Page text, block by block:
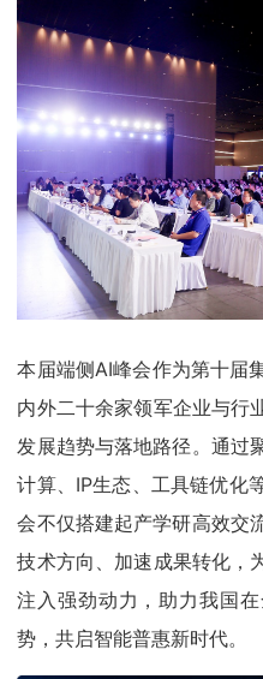
本届端侧AI峰会作为第十届
内外二十余家领军企业与行
发展趋势与落地路径。通过
计算、IP生态、工具链优化
会不仅搭建起产学研高效交
技术方向、加速成果转化，
注入强劲动力，助力我国
势，共启智能普惠新时代。